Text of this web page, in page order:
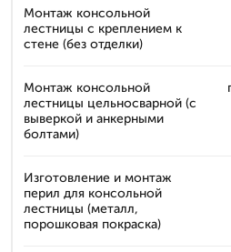
Монтаж консольной
лестницы с креплением к
стене (без отделки)
Монтаж консольной
лестницы цельносварной (с
выверкой и анкерными
болтами)
Изготовление и монтаж
перил для консольной
лестницы (металл,
порошковая покраска)